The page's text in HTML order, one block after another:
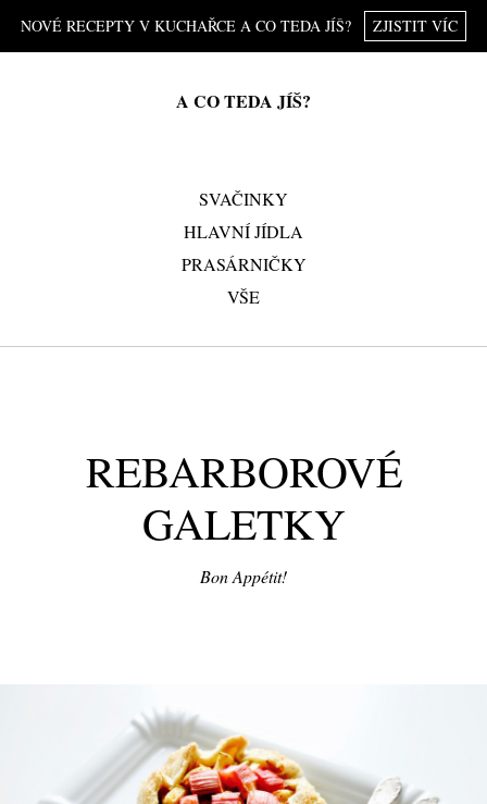
NOVÉ RECEPTY V KUCHAŘCE A CO TEDA JÍŠ? ZJISTIT VÍC
A CO TEDA JÍŠ?
SVAČINKY
HLAVNÍ JÍDLA
PRASÁRNIČKY
VŠE
REBARBOROVÉ
GALETKY
Bon Appétit!